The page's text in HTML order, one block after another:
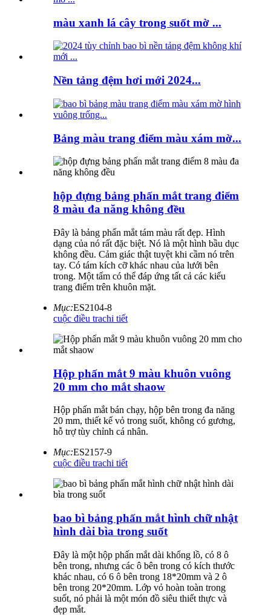
màu xanh lá cây trong suốt mờ ...
Nền tảng đệm hơi mới 2024...
Bảng màu trang điểm màu xám mờ...
hộp đựng bảng phấn mắt trang điểm
8 màu đa năng không đều
Đây là bảng phấn mắt tám màu rất đẹp. Hình
dạng của nó rất đặc biệt. Nó là một hình bầu dục
không đều. Cảm giác thật tuyệt khi cầm nó trên
tay. Có tám kích cỡ khác nhau của lưới bên
trong. Một tấm có thể đáp ứng tất cả các kiểu
trang điểm trên khuôn mặt.
Mục:ES2104-8
cuộc điều trachi tiết
Hộp phấn mắt 9 màu khuôn vuông
20 mm cho mắt shaow
Hộp phấn mắt bán chạy, hộp bên trong đa năng
20 mm, thiết kế vỏ trong suốt, không có gương,
hỗ trợ tùy chỉnh cá nhân.
Mục:ES2157-9
cuộc điều trachi tiết
bao bì bảng phấn mắt hình chữ nhật
hình dài bìa trong suốt
Đây là một hộp phấn mắt dài khổng lồ, có 8 ô
bên trong, nhưng các ô bên trong có kích thước
khác nhau, có 6 ô bên trong 18*20mm và 2 ô
bên trong 20*20mm. Lớp vỏ hoàn toàn trong
suốt, nó phải là một món đồ siêu thiết thực và
đẹp mắt.